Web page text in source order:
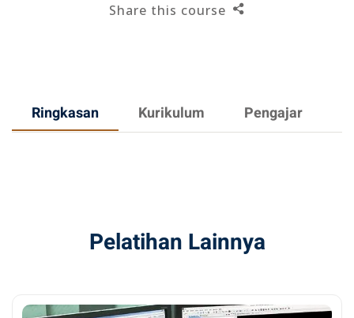
Ringkasan Kurikulum Pengajar
Share this course
Pelatihan Lainnya